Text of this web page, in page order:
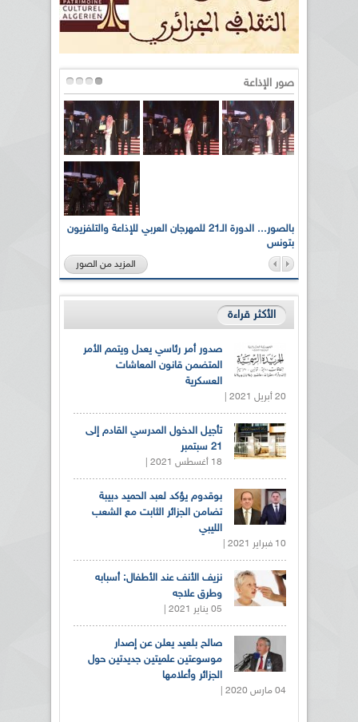
صور الإذاعة
بالصور... الدورة الـ21 للمهرجان العربي للإذاعة والتلفزيون
بتونس
المزيد من الصور
الأكثر قراءة
صدور أمر رئاسي يعدل ويتمم الأمر
المتضمن قانون المعاشات
العسكرية
20 أبريل 2021 |
تأجيل الدخول المدرسي القادم إلى
21 سبتمبر
18 أغسطس 2021 |
بوقدوم يؤكد لعبد الحميد دبيبة
تضامن الجزائر الثابت مع الشعب
الليبي
10 فبراير 2021 |
نزيف الأنف عند الأطفال: أسبابه
وطرق علاجه
05 يناير 2021 |
صالح بلعيد يعلن عن إصدار
موسوعتين علميتين جديدتين حول
الجزائر وأعلامها
04 مارس 2020 |